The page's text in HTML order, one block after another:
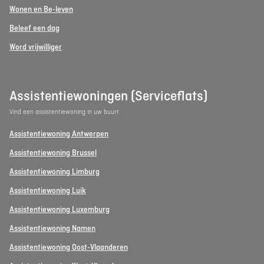
Wonen en Be-leven
Beleef een dag
Word vrijwilliger
Assistentiewoningen (Serviceflats)
Vind een assistentiewoning in uw buurt
Assistentiewoning Antwerpen
Assistentiewoning Brussel
Assistentiewoning Limburg
Assistentiewoning Luik
Assistentiewoning Luxemburg
Assistentiewoning Namen
Assistentiewoning Oost-Vlaanderen